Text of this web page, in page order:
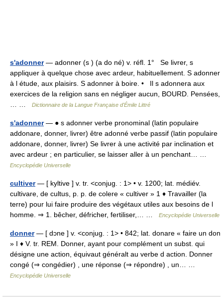
s'adonner— adonner (s ) (a do né) v. réfl. 1° Se livrer, s
appliquer à quelque chose avec ardeur, habituellement. S adonner
à l étude, aux plaisirs. S adonner à boire. • Il s adonnera aux
exercices de la religion sans en négliger aucun, BOURD. Pensées,
Dictionnaire de la Langue Française d'Émile Littré
s'adonner— ● s adonner verbe pronominal (latin populaire
addonare, donner, livrer) être adonné verbe passif (latin populaire
addonare, donner, livrer) Se livrer à une activité par inclination et
avec ardeur ; en particulier, se laisser aller à un penchant… …
Encyclopédie Universelle
cultiver— [ kyltive ] v. tr. <conjug. : 1> • v. 1200; lat. médiév.
cultivare, de cultus, p. p. de colere « cultiver » 1 ♦ Travailler (la
terre) pour lui faire produire des végétaux utiles aux besoins de l
homme. ⇒ 1. bêcher, défricher, fertiliser,… …
Encyclopédie Universelle
donner— [ dɔne ] v. <conjug. : 1> • 842; lat. donare « faire un don
» I ♦ V. tr. REM. Donner, ayant pour complément un subst. qui
désigne une action, équivaut généralt au verbe d action. Donner
congé (⇒ congédier) , une réponse (⇒ répondre) , un… …
Encyclopédie Universelle